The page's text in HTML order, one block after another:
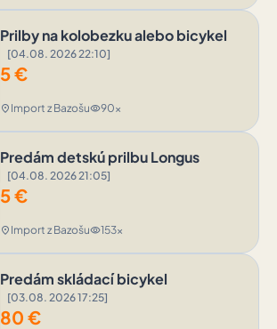
Prilby na kolobezku alebo bicykel
[04.08. 2026 22:10]
5€
location_on Import z Bazošuvisibility90x
Predám detskú prilbu Longus
[04.08. 2026 21:05]
5€
location_on Import z Bazošuvisibility153x
Predám skládací bicykel
[03.08. 2026 17:25]
80 €